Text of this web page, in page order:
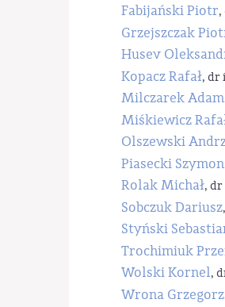
Fabijański Piotr,
Grzejszczak
Husev
Kopacz Rafał, dr
Milczarek Adam
Miśkiewicz
Olszewski
Piasecki Szymon
Rolak Michał, dr
Sobczuk Dariusz
Styński
Trochimiuk
Wolski Kornel,
Wrona Grzegorz